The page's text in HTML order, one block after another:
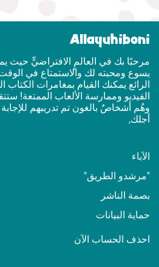
Allayuhiboni
مرحبًا بك في العالمٍ الافتراضيٍّ حيث
يسوع ومحبته لك والاستمتاع في
الرائع يمكنك القيام بمغامرات
الفيديو وممارسة الألعاب الممتعة!
وهُم أشخاصٌ بالغون تم تدريبهم
أجلك,
الآباء
"مرشدو الطريق"
بصمة الناشر
حماية البيانات
احذف الحساب الآن